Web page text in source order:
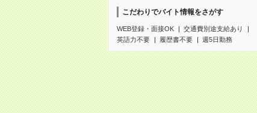
こだわりでバイト情報をさがす
WEB登録・面接OK
交通費別途支給あり
英語力不要
履歴書不要 週5日勤務